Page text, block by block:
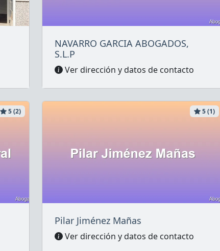
NAVARRO GARCIA ABOGADOS,
S.L.P
Ver dirección y datos de contacto
5 (2) 5 (1)
Pilar Jiménez Mañas
Ver dirección y datos de contacto